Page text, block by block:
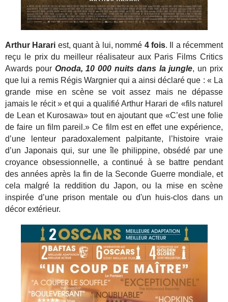
Arthur Harari est, quant à lui, nommé 4 fois. Il a récemment
reçu le prix du meilleur réalisateur aux Paris Films Critics
Awards pour Onoda, 10 000 nuits dans la jungle, un prix
que lui a remis Régis Wargnier qui a ainsi déclaré que : « La
grande mise en scène se voit assez mais ne dépasse
jamais le récit » et qui a qualifié Arthur Harari de «fils naturel
de Lean et Kurosawa» tout en ajoutant que «C’est une folie
de faire un film pareil.» Ce film est en effet une expérience,
d’une lenteur paradoxalement palpitante, l’histoire vraie
d’un Japonais qui, sur une île philippine, obsédé par une
croyance obsessionnelle, a continué à se battre pendant
des années après la fin de la Seconde Guerre mondiale, et
cela malgré la reddition du Japon, ou la mise en scène
inspirée d’une prison mentale ou d'un huis-clos dans un
décor extérieur.